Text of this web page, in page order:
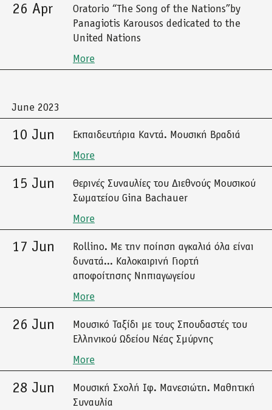
26 Apr
Oratorio “The Song of the Nations”by
Panagiotis Karousos dedicated to the
United Nations
More
June 2023
10 Jun
Εκπαιδευτήρια Καντά. Μουσική Βραδιά
More
15 Jun
Θερινές Συναυλίες του Διεθνούς Μουσικού
Σωματείου Gina Bachauer
More
17 Jun
Rollino. Με την ποίηση αγκαλιά όλα είναι
δυνατά... Καλοκαιρινή Γιορτή
αποφοίτησης Νηπιαγωγείου
More
26 Jun
Μουσικό Ταξίδι με τους Σπουδαστές του
Ελληνικού Ωδείου Νέας Σμύρνης
More
28 Jun
Μουσική Σχολή Ιφ. Μανεσιώτη. Μαθητική
Συναυλία